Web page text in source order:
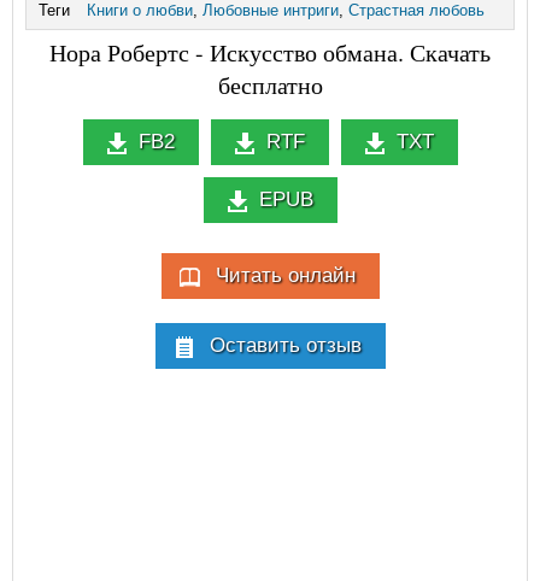
Теги Книги о любви, Любовные интриги, Страстная любовь
Нора Робертс - Искусство обмана. Скачать
бесплатно
FB2 RTF TXT
EPUB
Читать онлайн
Оставить отзыв